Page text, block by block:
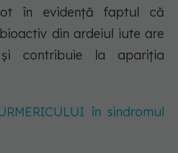
în evidență faptul că
din ardeiul iute are
contribuie la apariția
în sindromul